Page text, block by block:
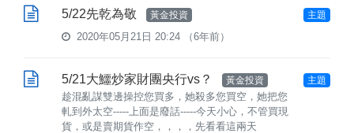
5/22先乾為敬 黃金投資
2020年05月21日 20:24 （6年前）
主題
5/21大鱷炒家財團央行vs？ 黃金投資
趁混亂謀雙邊操控您買多，她殺多您買空，她把您
軋到外太空-----上面是廢話-----今天小心，不管買現
貨，或是賣期貨作空，，，，先看看這兩天
主題